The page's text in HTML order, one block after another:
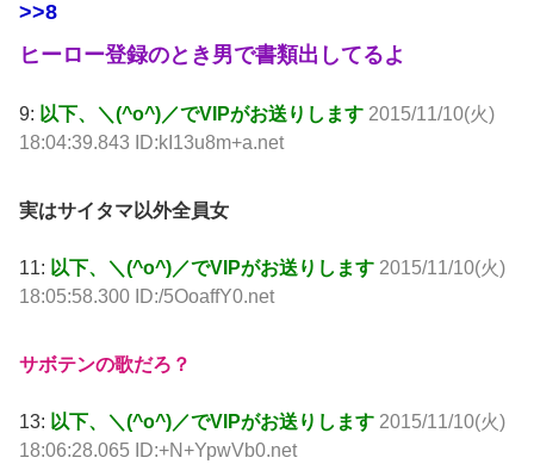
>>8
ヒーロー登録のとき男で書類出してるよ
9: 以下、＼(^o^)／でVIPがお送りします 2015/11/10(火)
18:04:39.843 ID:kI13u8m+a.net
実はサイタマ以外全員女
11: 以下、＼(^o^)／でVIPがお送りします 2015/11/10(火)
18:05:58.300 ID:/5OoaffY0.net
サボテンの歌だろ？
13: 以下、＼(^o^)／でVIPがお送りします 2015/11/10(火)
18:06:28.065 ID:+N+YpwVb0.net